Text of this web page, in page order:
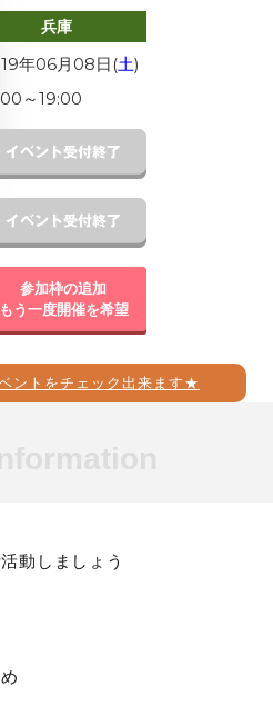
兵庫
年06月08日(土)
～19:00
参加枠の追加
もう一度開催を希望
ントをチェック出来ます★
動しましょう